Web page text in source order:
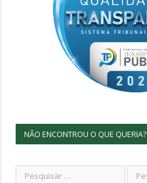
NÃO ENCONTROU O QUE QUERIA?